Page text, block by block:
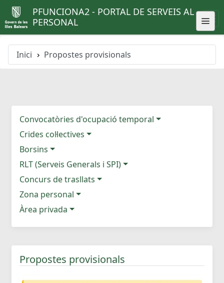
PFUNCIONA2 - PORTAL DE SERVEIS AL
PERSONAL
Inici Propostes provisionals
Convocatòries d'ocupació temporal
Crides col·lectives
Borsins
RLT (Serveis Generals i SPI)
Concurs de trasllats
Zona personal
Àrea privada
Propostes provisionals